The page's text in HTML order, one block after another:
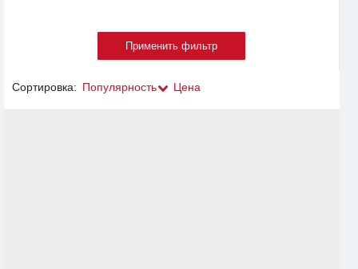
Сортировка: Популярность Цена